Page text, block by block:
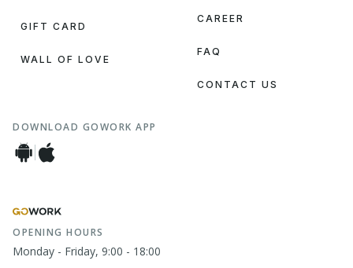
GIFT CARD
WALL OF LOVE
CAREER
FAQ
CONTACT US
DOWNLOAD GOWORK APP
OPENING HOURS
Monday - Friday, 9:00 - 18:00